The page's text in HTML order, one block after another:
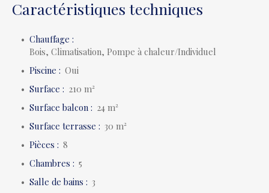
Caractéristiques techniques
Chauffage :
Bois, Climatisation, Pompe à chaleur/Individuel
Piscine : Oui
Surface : 210m²
Surface balcon : 24m²
Surface terrasse : 30m²
Pièces : 8
Chambres : 5
Salle de bains : 3